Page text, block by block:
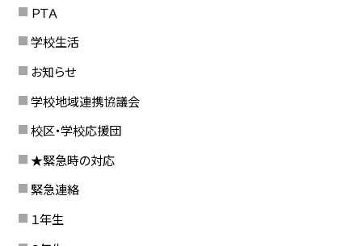
ＰＴＡ
学校生活
お知らせ
学校地域連携協議会
校区・学校応援団
★緊急時の対応
緊急連絡
１年生